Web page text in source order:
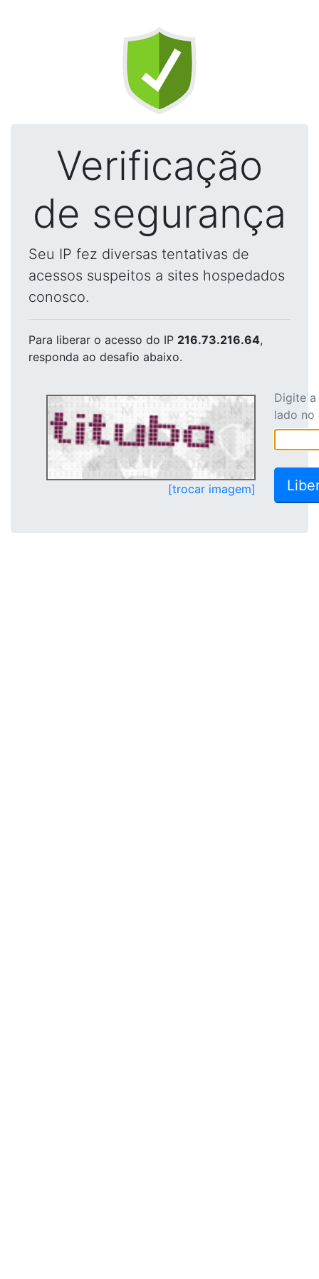
Verificação
de segurança
Seu IP fez diversas tentativas de
acessos suspeitos a sites hospedados
conosco.
Para liberar o acesso do IP 216.73.216.64,
responda ao desafio abaixo.
[trocar imagem]
Digite
lado no